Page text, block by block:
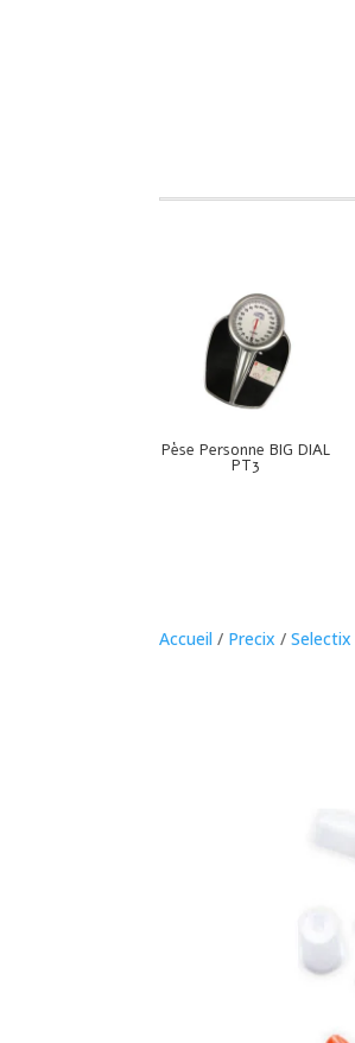
Pèse Personne BIG DIAL
PT3
Accueil / Precix /Selectix